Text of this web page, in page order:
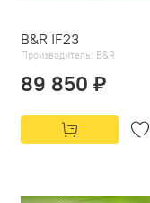
B&R IF23
Производитель: B&R
89 850 ₽